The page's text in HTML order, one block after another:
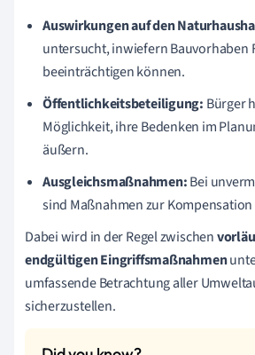
Auswirkungen auf den
untersucht, inwiefern Bauvorhaben
beeinträchtigen können.
Öffentlichkeitsbeteiligung: Bürger
Möglichkeit, ihre Bedenken im
äußern.
Ausgleichsmaßnahmen:Bei
sind Maßnahmen zur
Dabei wird in der Regel zwischen
endgültigen Eingriffsmaßnahmen
umfassende Betrachtung aller
sicherzustellen.